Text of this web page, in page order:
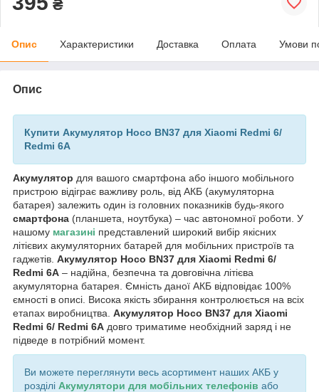
₴
Опис Характеристики Доставка Оплата Умови
Опис
Купити Акумулятор Hoco BN37 для Xiaomi Redmi 6/
Redmi 6A
Акумулятор для вашого смартфона або іншого мобільного
пристрою відіграє важливу роль, від АКБ (акумуляторна
батарея) залежить один із головних показників будь-якого
смартфона (планшета, ноутбука) – час автономної роботи. У
нашому магазині представлений широкий вибір якісних
літієвих акумуляторних батарей для мобільних пристроїв та
гаджетів. Акумулятор Hoco BN37 для Xiaomi Redmi 6/
Redmi 6A – надійна, безпечна та довговічна літієва
акумуляторна батарея. Ємність даної АКБ відповідає 100%
ємності в описі. Висока якість збирання контролюється на всіх
етапах виробництва. Акумулятор Hoco BN37 для Xiaomi
Redmi 6/ Redmi 6A довго триматиме необхідний заряд і не
підведе в потрібний момент.
Ви можете переглянути весь асортимент наших АКБ у
розділі Акумулятори для мобільних телефонів або